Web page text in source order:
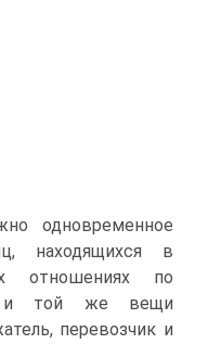
одновременное
находящихся в
отношениях по
и той же вещи
перевозчик и